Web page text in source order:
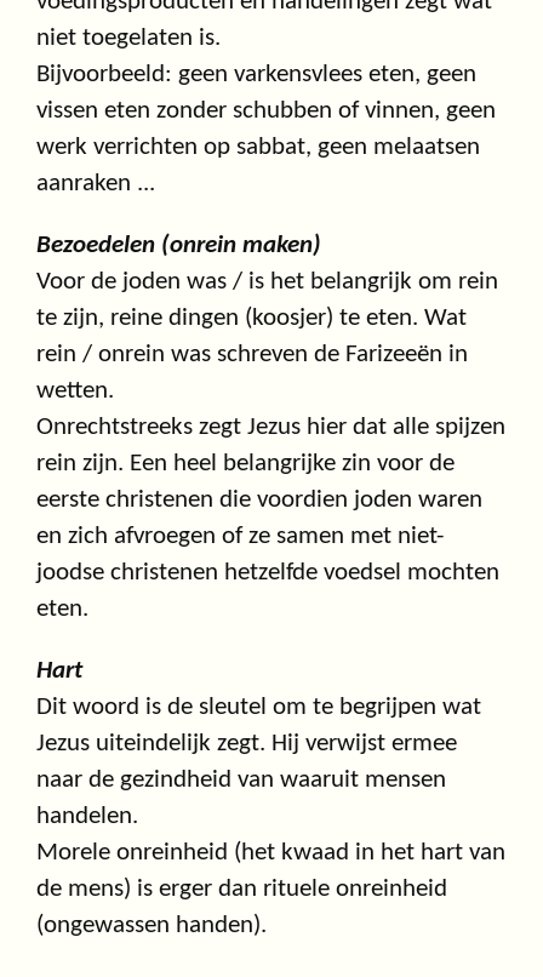
niet toegelaten is.
Bijvoorbeeld: geen varkensvlees eten, geen
vissen eten zonder schubben of vinnen, geen
werk verrichten op sabbat, geen melaatsen
aanraken ...
Bezoedelen (onrein maken)
Voor de joden was / is het belangrijk om rein
te zijn, reine dingen (koosjer) te eten. Wat
rein / onrein was schreven de Farizeeën in
wetten.
Onrechtstreeks zegt Jezus hier dat alle spijzen
rein zijn. Een heel belangrijke zin voor de
eerste christenen die voordien joden waren
en zich afvroegen of ze samen met niet-
joodse christenen hetzelfde voedsel mochten
eten.
Hart
Dit woord is de sleutel om te begrijpen wat
Jezus uiteindelijk zegt. Hij verwijst ermee
naar de gezindheid van waaruit mensen
handelen.
Morele onreinheid (het kwaad in het hart van
de mens) is erger dan rituele onreinheid
(ongewassen handen).